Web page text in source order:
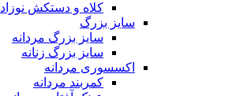
کلاه و دستکش نوزاد
سایز بزرگ
سایز بزرگ مردانه
سایز بزرگ زنانه
اکسسوری مردانه
کمربند مردانه